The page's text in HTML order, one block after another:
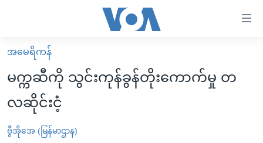
လွယ်ကူ
စေ
များ
မူလစာမျက်နှာ
မြန်မာ
ကမ္ဘာ့သတင်းများ
နိုင်ငံတကာ
ဗွီဒီယို
အမေရိကန်
မက္ကဆီကို သွင်းကုန်ခွန်တိုးကောက်မှု တ
လဆိုင်းငံ့
ဗွီအိုအေ (မြန်မာဌာန)